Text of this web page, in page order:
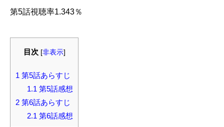
第5話視聴率1.343％
目次 [非表示]
1 第5話あらすじ
1.1 第5話感想
2 第6話あらすじ
2.1 第6話感想